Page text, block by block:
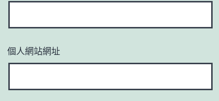
個人網站網址